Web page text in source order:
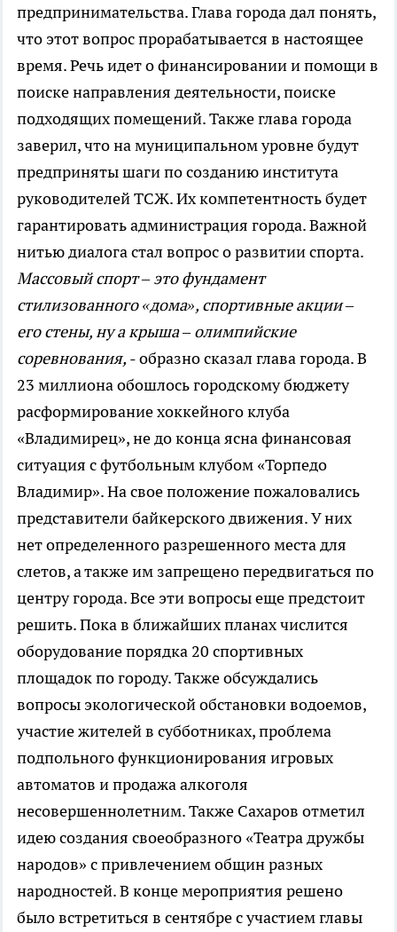
предпринимательства. Глава города дал понять,
что этот вопрос прорабатывается в настоящее
время. Речь идет о финансировании и помощи в
поиске направления деятельности, поиске
подходящих помещений. Также глава города
заверил, что на муниципальном уровне будут
предприняты шаги по созданию института
руководителей ТСЖ. Их компетентность будет
гарантировать администрация города. Важной
нитью диалога стал вопрос о развитии спорта.
Массовый спорт – это фундамент
стилизованного «дома», спортивные акции –
его стены, ну а крыша – олимпийские
соревнования, - образно сказал глава города. В
23 миллиона обошлось городскому бюджету
расформирование хоккейного клуба
«Владимирец», не до конца ясна финансовая
ситуация с футбольным клубом «Торпедо
Владимир». На свое положение пожаловались
представители байкерского движения. У них
нет определенного разрешенного места для
слетов, а также им запрещено передвигаться по
центру города. Все эти вопросы еще предстоит
решить. Пока в ближайших планах числится
оборудование порядка 20 спортивных
площадок по городу. Также обсуждались
вопросы экологической обстановки водоемов,
участие жителей в субботниках, проблема
подпольного функционирования игровых
автоматов и продажа алкоголя
несовершеннолетним. Также Сахаров отметил
идею создания своеобразного «Театра дружбы
народов» с привлечением общин разных
народностей. В конце мероприятия решено
было встретиться в сентябре с участием главы